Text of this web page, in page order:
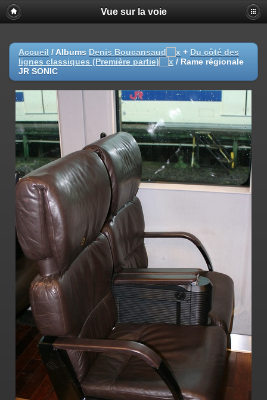
Vue sur la voie
Accueil / Albums Denis Boucansaud + Du côté des
lignes classiques (Première partie)
/ Rame régionale
JR SONIC